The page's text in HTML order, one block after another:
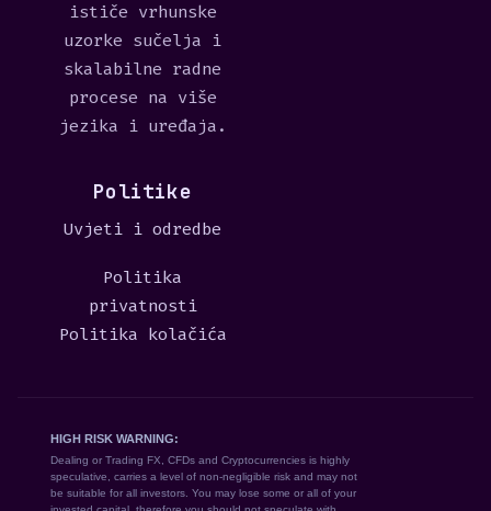
ističe vrhunske
uzorke sučelja i
skalabilne radne
procese na više
jezika i uređaja.
Politike
Uvjeti i odredbe
Politika
privatnosti
Politika kolačića